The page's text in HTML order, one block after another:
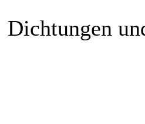
Dichtungen